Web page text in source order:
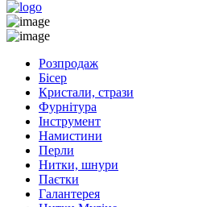
Розпродаж
Бісер
Кристали, стрази
Фурнітура
Інструмент
Намистини
Перли
Нитки, шнури
Паєтки
Галантерея